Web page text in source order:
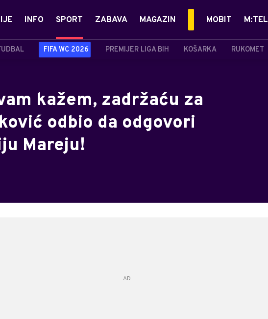
INFO SPORT
FIFA WC 2026 PREMIJER LIGA BIH KOŠARKA RUKOMET
ZABAVA MAGAZIN MOBIT M:TEL
kažem, zadržaću za
odbio da odgovori
Mareju!